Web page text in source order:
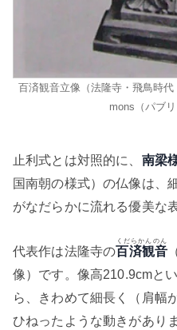
百済観音立像（法隆寺・飛鳥時
mons（パブリ
止利式とは対照的に、 南梁
国南朝の様式）の仏像は、
がなだらかに流れる優美な
代表作は法隆寺の百済観音
くだらかんのん
像）です。像高210.9cmと
ら、きわめて細長く（肩幅
ひねったような動きがあり